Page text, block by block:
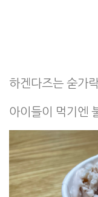
하겐다즈는 숟가
아이들이 먹기엔